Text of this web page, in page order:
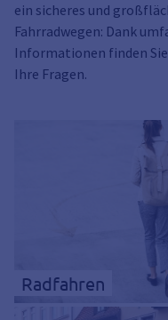
ein sicheres und
Fahrradwegen: Dank
Informationen finden
Ihre Fragen.
Radfahren